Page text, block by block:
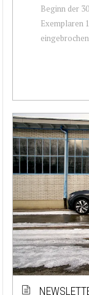
Beginn der
Exemplaren